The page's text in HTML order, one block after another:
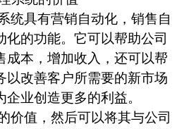
具有营销自动化，销售自
化的功能。它可以帮助公司
成本，增加收入，还可以帮
以改善客户所需要的新市场
业创造更多的利益。
价值，然后可以将其与公司